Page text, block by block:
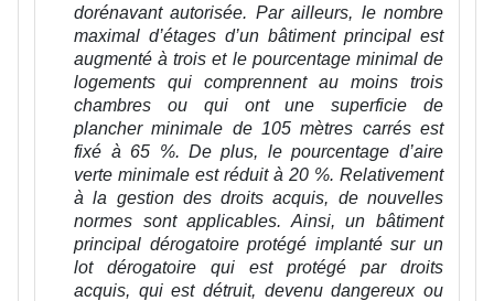
dorénavant autorisée. Par ailleurs, le nombre
maximal d’étages d’un bâtiment principal est
augmenté à trois et le pourcentage minimal de
logements qui comprennent au moins trois
chambres ou qui ont une superficie de
plancher minimale de 105 mètres carrés est
fixé à 65 %. De plus, le pourcentage d’aire
verte minimale est réduit à 20 %. Relativement
à la gestion des droits acquis, de nouvelles
normes sont applicables. Ainsi, un bâtiment
principal dérogatoire protégé implanté sur un
lot dérogatoire qui est protégé par droits
acquis, qui est détruit, devenu dangereux ou